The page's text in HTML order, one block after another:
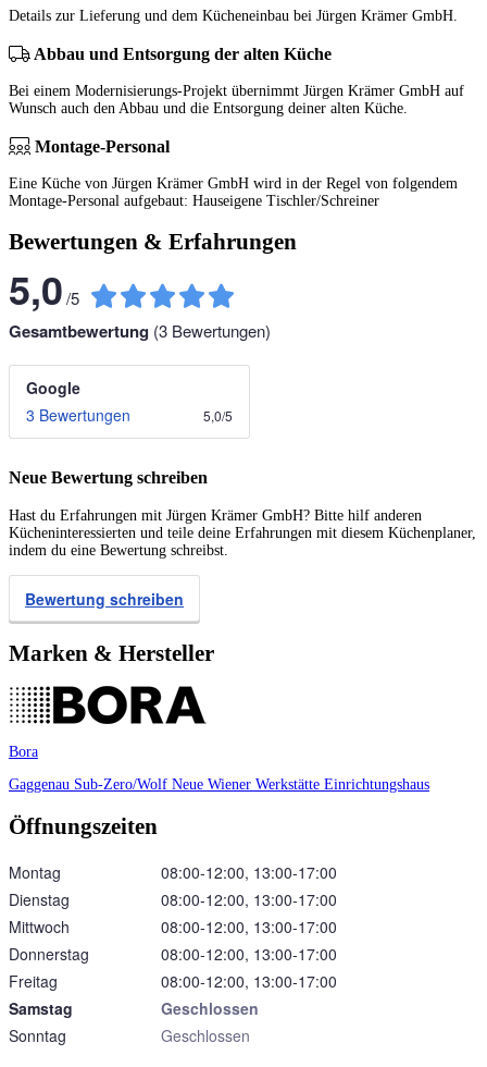
Details zur Lieferung und dem Kücheneinbau bei Jürgen Krämer GmbH.
Abbau und Entsorgung der alten Küche
Bei einem Modernisierungs-Projekt übernimmt Jürgen Krämer GmbH auf
Wunsch auch den Abbau und die Entsorgung deiner alten Küche.
Montage-Personal
Eine Küche von Jürgen Krämer GmbH wird in der Regel von folgendem
Montage-Personal aufgebaut: Hauseigene Tischler/Schreiner
Bewertungen & Erfahrungen
5,0/5
Gesamtbewertung (3 Bewertungen)
Google
3 Bewertungen
5,0/5
Neue Bewertung schreiben
Hast du Erfahrungen mit Jürgen Krämer GmbH? Bitte hilf anderen
Kücheninteressierten und teile deine Erfahrungen mit diesem Küchenplaner,
indem du eine Bewertung schreibst.
Bewertung schreiben
Marken & Hersteller
Bora
Gaggenau Sub-Zero/Wolf Neue Wiener Werkstätte Einrichtungshaus
Öffnungszeiten
Montag
08:00‑12:00, 13:00‑17:00
Dienstag
08:00‑12:00, 13:00‑17:00
Mittwoch
08:00‑12:00, 13:00‑17:00
Donnerstag
08:00‑12:00, 13:00‑17:00
Freitag
08:00‑12:00, 13:00‑17:00
Samstag
Geschlossen
Sonntag
Geschlossen